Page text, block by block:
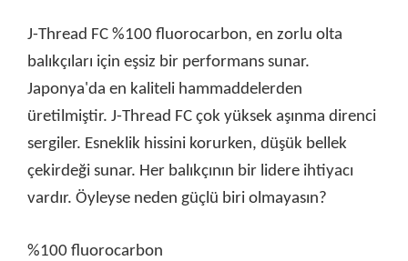
J-Thread FC %100 fluorocarbon, en zorlu olta
balıkçıları için eşsiz bir performans sunar.
Japonya'da en kaliteli hammaddelerden
üretilmiştir. J-Thread FC çok yüksek aşınma direnci
sergiler. Esneklik hissini korurken, düşük bellek
çekirdeği sunar. Her balıkçının bir lidere ihtiyacı
vardır. Öyleyse neden güçlü biri olmayasın?
%100 fluorocarbon